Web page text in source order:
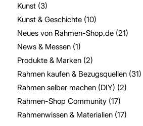
Kunst(3)
Kunst & Geschichte(10)
Neues von Rahmen-Shop.de(21)
News & Messen(1)
Produkte & Marken(2)
Rahmen kaufen & Bezugsquellen(31)
Rahmen selber machen (DIY) (2)
Rahmen-Shop Community(17)
Rahmenwissen & Materialien(17)